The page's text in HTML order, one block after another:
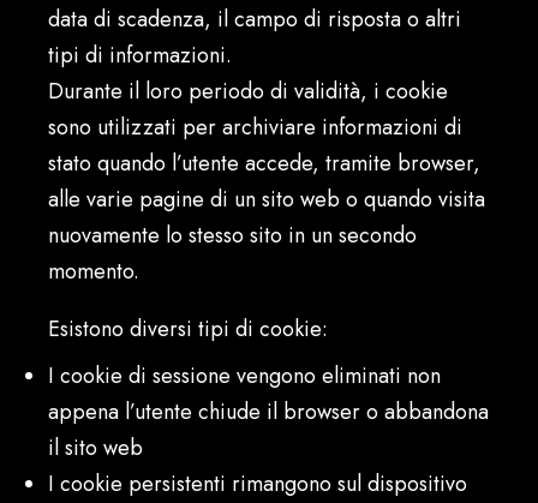
data di scadenza, il campo di risposta o altri
tipi di informazioni.
Durante il loro periodo di validità, i cookie
sono utilizzati per archiviare informazioni di
stato quando l’utente accede, tramite browser,
alle varie pagine di un sito web o quando visita
nuovamente lo stesso sito in un secondo
momento.
Esistono diversi tipi di cookie:
I cookie di sessione vengono eliminati non
appena l’utente chiude il browser o abbandona
il sito web
I cookie persistenti rimangono sul dispositivo